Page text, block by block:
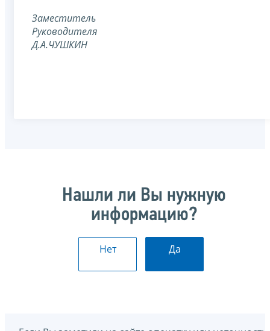
Заместитель
Руководителя
Д.А.ЧУШКИН
Нашли ли Вы нужную
информацию?
Нет Да